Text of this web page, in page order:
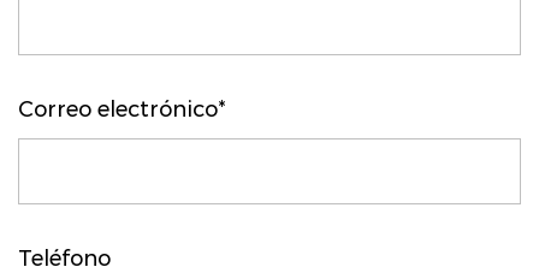
Correo electrónico*
Teléfono